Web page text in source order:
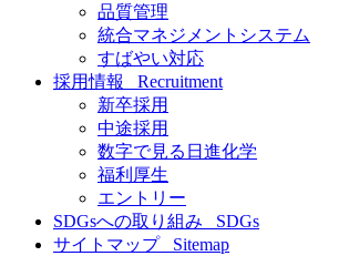
品質管理
統合マネジメントシステム
すばやい対応
採用情報 Recruitment
新卒採用
中途採用
数字で見る日進化学
福利厚生
エントリー
SDGsへの取り組み SDGs
サイトマップ Sitemap